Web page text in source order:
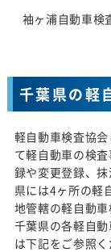
袖ヶ浦自動車検
千葉県の軽
軽自動車検査協
て軽自動車の検
録や変更登録、
県には4ヶ所の軽
地管轄の軽自動車
千葉県の各軽自
は下記をご参照く